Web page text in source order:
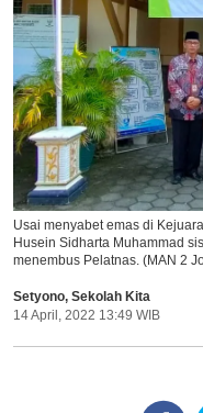
Usai menyabet emas di
Husein Sidharta Muhammad
menembus Pelatnas. (MAN 2
Setyono, Sekolah Kita
14 April, 2022 13:49 WIB